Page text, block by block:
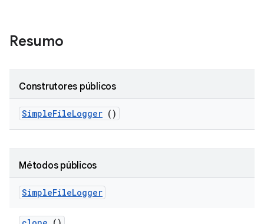
Resumo
Construtores públicos
SimpleFileLogger ()
Métodos públicos
SimpleFileLogger